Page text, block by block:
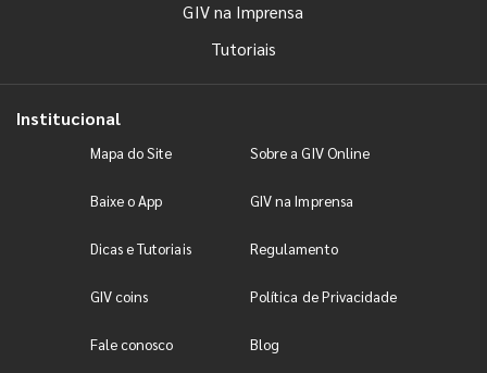
GIV na Imprensa
Tutoriais
Institucional
Mapa do Site Sobre a GIV Online
Baixe o App GIV na Imprensa
Dicas e Tutoriais Regulamento
GIV coins Política de Privacidade
Fale conosco Blog